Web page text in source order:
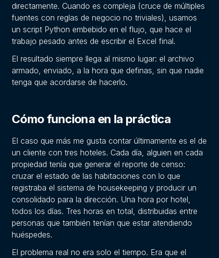
directamente. Cuando es compleja (cruce de múltiples
fuentes con reglas de negocio no triviales), usamos
un script Python embebido en el flujo, que hace el
trabajo pesado antes de escribir el Excel final.
El resultado siempre llega al mismo lugar: el archivo
armado, enviado, a la hora que definas, sin que nadie
tenga que acordarse de hacerlo.
Cómo funciona en la práctica
El caso que más me gusta contar últimamente es el de
un cliente con tres hoteles. Cada día, alguien en cada
propiedad tenía que generar el reporte de censo:
cruzar el estado de las habitaciones con lo que
registraba el sistema de housekeeping y producir un
consolidado para la dirección. Una hora por hotel,
todos los días. Tres horas en total, distribuidas entre
personas que también tenían que estar atendiendo
huéspedes.
El problema real no era solo el tiempo. Era que el